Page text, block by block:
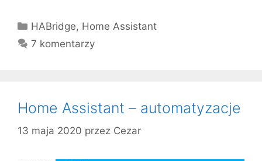
Kategorie
HABridge, Home Assistant
7 komentarzy
Home Assistant – automatyzacje
13 maja 2020 przez Cezar